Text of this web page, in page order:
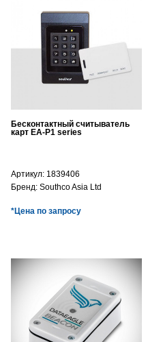
Бесконтактный считыватель
карт EA-P1 series
Артикул: 1839406
Бренд: Southco Asia Ltd
*Цена по запросу